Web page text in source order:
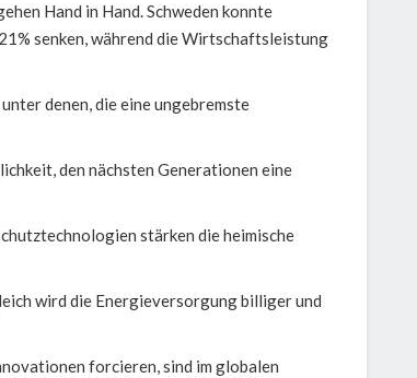
Hand in Hand. Schweden konnte
senken, während die Wirtschaftsleistung
denen, die eine ungebremste
den nächsten Generationen eine
stärken die heimische
wird die Energieversorgung billiger und
forcieren, sind im globalen